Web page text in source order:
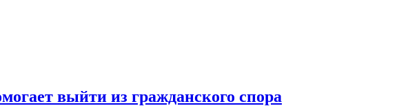
выйти из гражданского спора